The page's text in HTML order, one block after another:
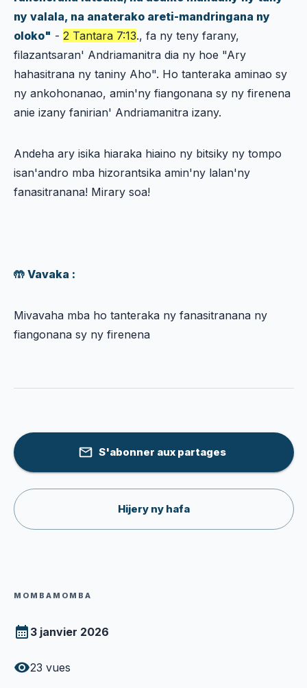
ny valala, na anaterako areti-mandringana ny
oloko" - 2 Tantara 7:13., fa ny teny farany,
filazantsaran' Andriamanitra dia ny hoe "Ary
hahasitrana ny taniny Aho". Ho tanteraka aminao sy
ny ankohonanao, amin'ny fiangonana sy ny firenena
anie izany fanirian' Andriamanitra izany.
Andeha ary isika hiaraka hiaino ny bitsiky ny tompo
isan'andro mba hizorantsika amin'ny lalan'ny
fanasitranana! Mirary soa!
🤲 Vavaka :
Mivavaha mba ho tanteraka ny fanasitranana ny
fiangonana sy ny firenena
S'abonner aux partages
Hijery ny hafa
MOMBAMOMBA
3 janvier 2026
23 vues